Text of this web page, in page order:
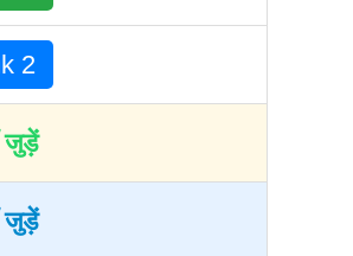
2
जुड़ें
जुड़ें